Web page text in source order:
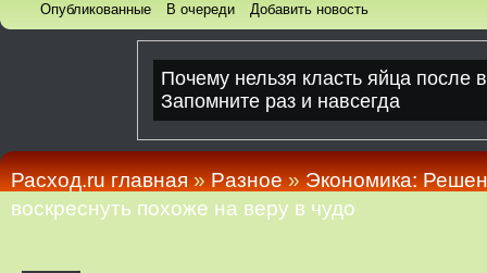
Опубликованные В очереди Добавить новость
Расход.ru главная»Pазное»Экономика:
воскреснуть похоже на веру в чудо